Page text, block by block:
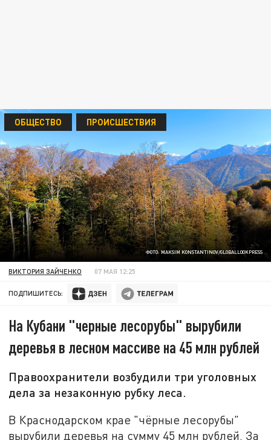
ФОТО: MAKSIM KONSTANTINOV/GLOBALLOOKPRESS
ОБЩЕСТВО ПРОИСШЕСТВИЯ
ВИКТОРИЯ ЗАЙЧЕНКО 07 МАЯ 12:25
ПОДПИШИТЕСЬ:
На Кубани "черные лесорубы" вырубили
деревья в лесном массиве на 45 млн рублей
Правоохранители возбудили три уголовных
дела за незаконную рубку леса.
В Краснодарском крае "чёрные лесорубы"
вырубили деревья на сумму 45 млн рублей. За